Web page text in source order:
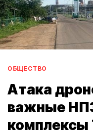
ОБЩЕСТВО
Атака
важные
комплексы